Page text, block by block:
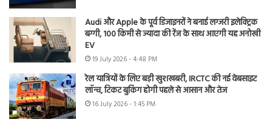
Audi और Apple के पूर्व डिजाइनरों ने बनाई लग्जरी इलेक्ट्रिक
बग्गी, 100 किमी से ज्यादा की रेंज के साथ आएगी यह अनोखी
EV
19 July 2026 - 4:48 PM
रेल यात्रियों के लिए बड़ी खुशखबरी, IRCTC की नई वेबसाइट
लॉन्च, टिकट बुकिंग होगी पहले से आसान और तेज
16 July 2026 - 1:45 PM